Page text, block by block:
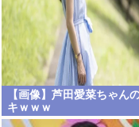
【画像】芦田愛菜ちゃん
キｗｗｗ